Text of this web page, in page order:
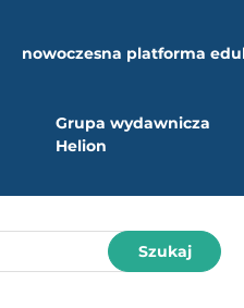
nowoczesna platforma
Grupa wydawnicza
Helion
Szukaj